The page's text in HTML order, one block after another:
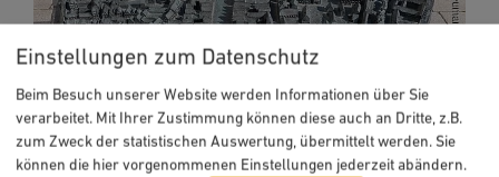
Einstellungen zum Datenschutz
Beim Besuch unserer Website werden Informationen über Sie
verarbeitet. Mit Ihrer Zustimmung können diese auch an Dritte, z.B.
zum Zweck der statistischen Auswertung, übermittelt werden. Sie
können die hier vorgenommenen Einstellungen jederzeit abändern.